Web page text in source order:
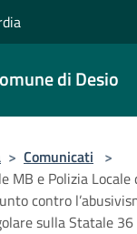
di Desio
> Comunicati >
MB e Polizia Locale
contro
sulla Statale 36